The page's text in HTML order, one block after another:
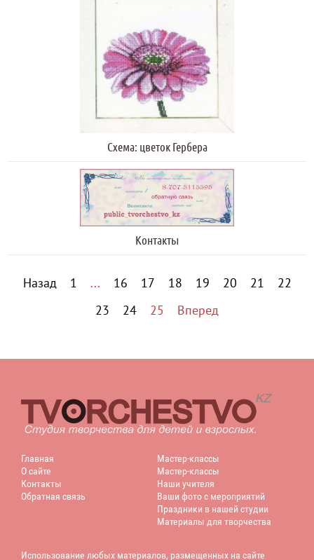
Схема: цветок Гербера
Контакты
Назад 1 ... 16 17 18 19 20 21
22
23
24 25 Вперед
Главная
О сайте
Контакты
Обратная связь
Мастер-классы
Мастер-классы
Наши учителя
Ваши фото с мероприятий
Праздники в нашей студии
Материалы для творчества
Использование любых материалов, размещенных на сайте